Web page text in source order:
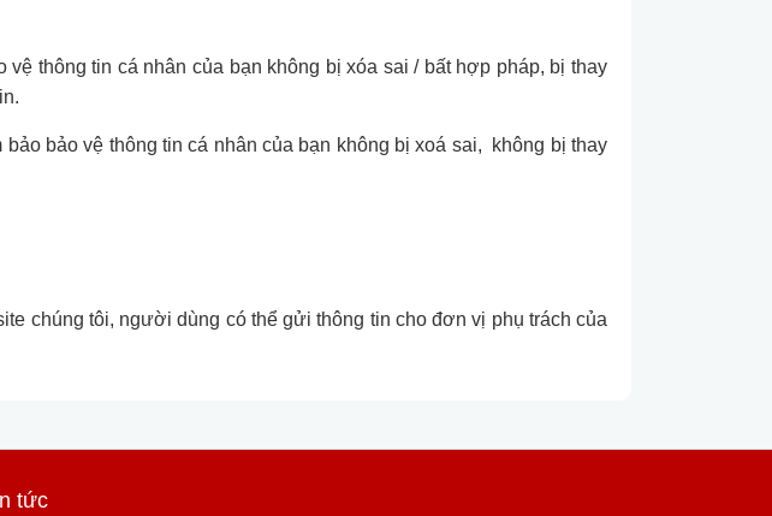
thông tin cá nhân của bạn không bị xóa sai / bất hợp pháp, bị thay
bảo vệ thông tin cá nhân của bạn không bị xoá sai, không bị thay
chúng tôi, người dùng có thể gửi thông tin cho đơn vị phụ trách của
tức